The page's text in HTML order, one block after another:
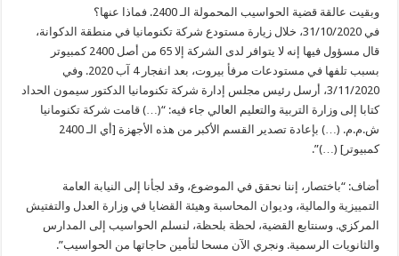
وبقيت عالقة قضية الحواسيب المحمولة الـ 2400. فماذا عنها؟
في 31/10/2020، خلال زيارة مستودع شركة تكنومانيا في منطقة الدكوانة،
قال مسؤول فيها إنه لا يتوافر لدى الشركة إلا 65 من أصل 2400 كمبيوتر
بسبب تلفها في مستودعات مرفأ بيروت، بعد انفجار 4 آب 2020. وفي
3/11/2020، أرسل رئيس مجلس إدارة شركة تكنومانيا الدكتور سيمون الحداد
كتابا إلى وزارة التربية والتعليم العالي جاء فيه: “(…) قامت شركة تكنومانيا
ش.م.م. (…) بإعادة تصدير القسم الأكبر من هذه الأجهزة [أي الـ 2400
كمبيوتر] (…)”.
أضاف: “باختصار، إننا نحقق في الموضوع، وقد لجأنا إلى النيابة العامة
التمييزية والمالية، وديوان المحاسبة وهيئة القضايا في وزارة العدل والتفتيش
المركزي. وسنتابع القضية، لحظة بلحظة، لنسلم الحواسيب إلى المدارس
والثانويات الرسمية. ونجري الآن مسحا لتأمين حاجاتها من الحواسيب”.